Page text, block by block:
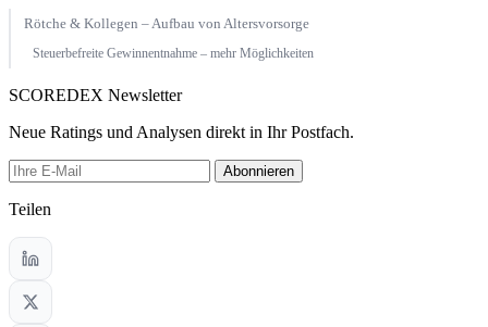
Rötche & Kollegen – Aufbau von Altersvorsorge
Steuerbefreite Gewinnentnahme – mehr Möglichkeiten
SCOREDEX Newsletter
Neue Ratings und Analysen direkt in Ihr Postfach.
Abonnieren
Teilen